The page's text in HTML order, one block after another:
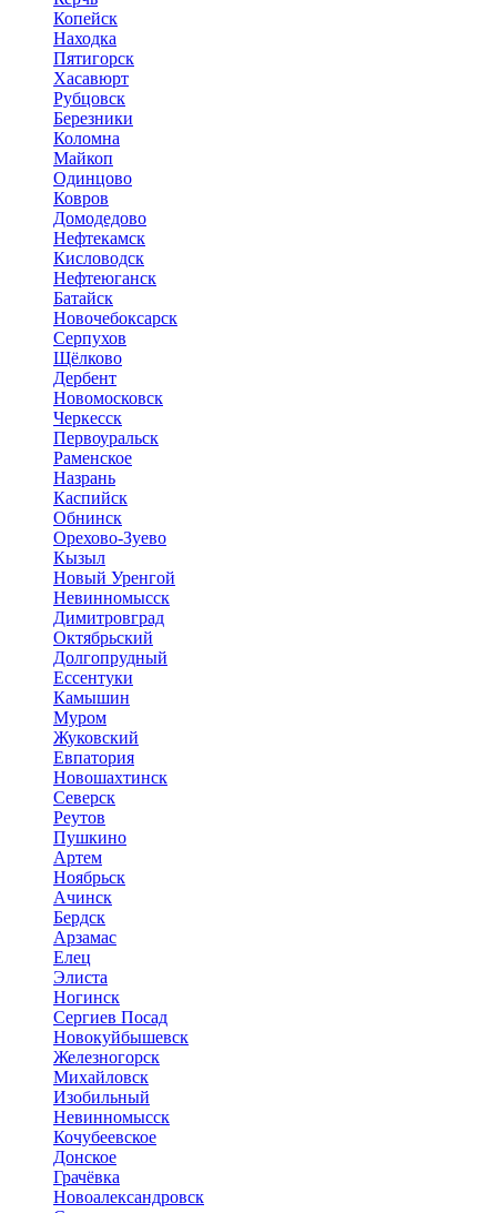
Копейск
Находка
Пятигорск
Хасавюрт
Рубцовск
Березники
Коломна
Майкоп
Одинцово
Ковров
Домодедово
Нефтекамск
Кисловодск
Нефтеюганск
Батайск
Новочебоксарск
Серпухов
Щёлково
Дербент
Новомосковск
Черкесск
Первоуральск
Раменское
Назрань
Каспийск
Обнинск
Орехово-Зуево
Кызыл
Новый Уренгой
Невинномысск
Димитровград
Октябрьский
Долгопрудный
Ессентуки
Камышин
Муром
Жуковский
Евпатория
Новошахтинск
Северск
Реутов
Пушкино
Артем
Ноябрьск
Ачинск
Бердск
Арзамас
Елец
Элиста
Ногинск
Сергиев Посад
Новокуйбышевск
Железногорск
Михайловск
Изобильный
Невинномысск
Кочубеевское
Донское
Грачёвка
Новоалександровск